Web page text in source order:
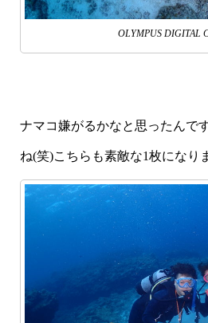
OLYMPUS DIGITAL
ナマコ嫌がるかなと思ったんで
ね(笑)こちらも素敵な1枚になり